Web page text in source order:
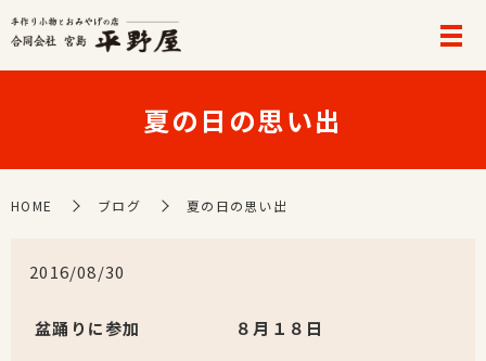
夏の日の思い出
HOME ブログ 夏の日の思い出
2016/08/30
盆踊りに参加 ８月１８日